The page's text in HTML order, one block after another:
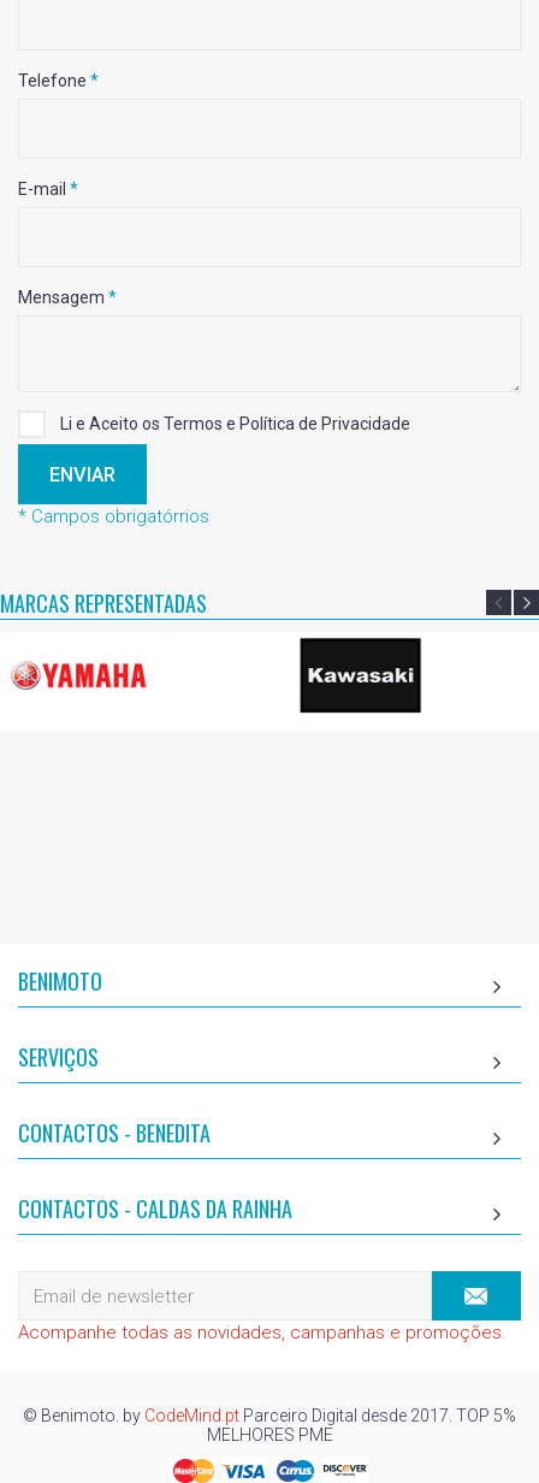
Telefone *
E-mail *
Mensagem *
Li e Aceito os Termos e Política de Privacidade
ENVIAR
* Campos obrigatórrios
MARCAS REPRESENTADAS
BENIMOTO
SERVIÇOS
CONTACTOS - BENEDITA
CONTACTOS - CALDAS DA RAINHA
Acompanhe todas as novidades, campanhas e promoções.
© Benimoto. by CodeMind.pt Parceiro Digital desde 2017. TOP 5%
MELHORES PME